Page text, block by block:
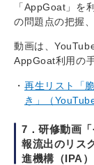
「AppGoat」を
の問題点の把握
動画は、
AppGoat利用の
再生リスト「
き」（
7．研修動画
報流出のリス
進機構（IPA）